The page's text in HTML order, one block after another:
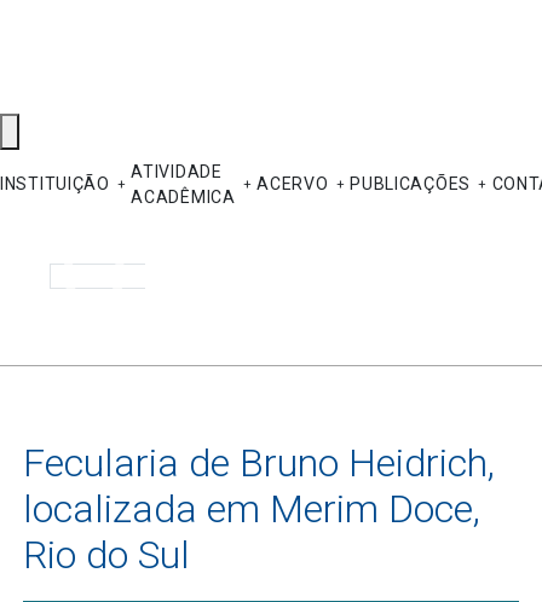
INSTITUIÇÃO
ATIVIDADE
ACADÊMICA
ACERVO PUBLICAÇÕES
Fecularia de Bruno Heidrich,
localizada em Merim Doce,
Rio do Sul